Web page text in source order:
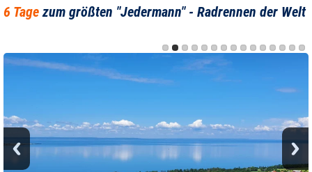
6 Tagezum größten "Jedermann" - Radrennen der Welt